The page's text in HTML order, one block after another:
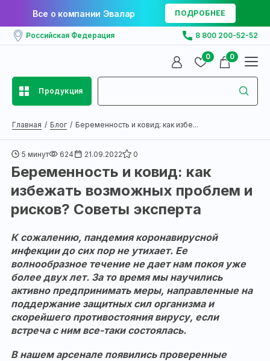
Все о компании Эвалар ПОДРОБНЕЕ
Российская Федерация 8 800 200-52-52
0 0
Продукция
Главная Блог Беременность и ковид: как избе...
5 минут 624 21.09.2022 0
Беременность и ковид: как
избежать возможных проблем и
рисков? Советы эксперта
К сожалению, пандемия коронавирусной
инфекции до сих пор не утихает. Ее
волнообразное течение не дает нам покоя уже
более двух лет. За то время мы научились
активно предпринимать меры, направленные на
поддержание защитных сил организма и
скорейшего противостояния вирусу, если
встреча с ним все-таки состоялась.
В нашем арсенале появились проверенные